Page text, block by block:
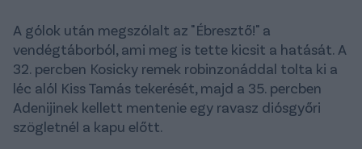
A gólok után megszólalt az "Ébresztő!" a
vendégtáborból, ami meg is tette kicsit a hatását. A
32. percben Kosicky remek robinzonáddal tolta ki a
léc alól Kiss Tamás tekerését, majd a 35. percben
Adenijinek kellett mentenie egy ravasz diósgyőri
szögletnél a kapu előtt.